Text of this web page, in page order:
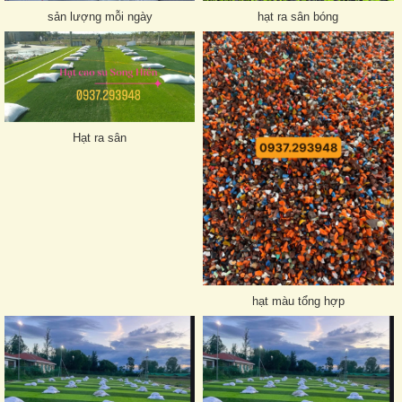
sản lượng mỗi ngày hạt ra sân bóng
Hạt ra sân
hạt màu tổng hợp